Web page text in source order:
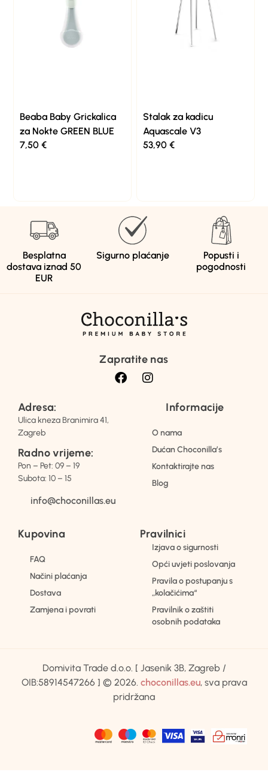
Beaba Baby Grickalica
za Nokte GREEN BLUE
7,50€
Stalak za kadicu
Aquascale V3
53,90 €
Besplatna
dostava iznad 50
EUR
Sigurno plaćanje
Popusti i
pogodnosti
Zapratite nas
Adresa:
Ulica kneza Branimira 41,
Zagreb
Radno vrijeme:
Pon – Pet: 09 – 19
Subota: 10 – 15
info@choconillas.eu
Informacije
O nama
Dućan Choconilla’s
Kontaktirajte nas
Blog
Kupovina
FAQ
Načini plaćanja
Dostava
Zamjena i povrati
Pravilnici
Izjava o sigurnosti
Opći uvjeti poslovanja
Pravila o postupanju s
„kolačićima“
Pravilnik o zaštiti
osobnih podataka
Domivita Trade d.o.o. [ Jasenik 3B, Zagreb /
OIB:58914547266 ] © 2026. choconillas.eu, sva prava
pridržana